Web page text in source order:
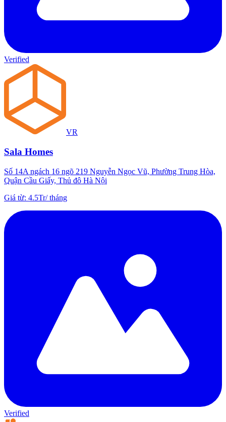
Verified
VR
Sala Homes
Số 14A ngách 16 ngõ 219 Nguyễn Ngọc Vũ, Phường Trung Hòa,
Quận Cầu Giấy, Thủ đô Hà Nội
Giá từ: 4.5Tr/tháng
Verified